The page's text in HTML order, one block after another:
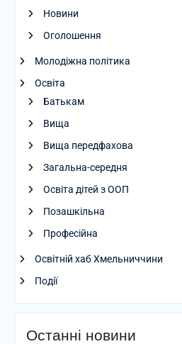
Новини
Оголошення
Молодіжна політика
Освіта
Батькам
Вища
Вища передфахова
Загальна-середня
Освіта дітей з ООП
Позашкільна
Професійна
Освітній хаб Хмельниччини
Події
Останні новини